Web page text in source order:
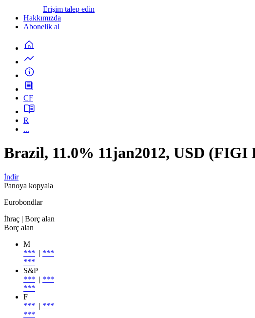
Erişim talep edin
Hakkımızda
Abonelik al
CF
R
...
Brazil, 11.0% 11jan2012, USD (FIGI
İndir
Panoya kopyala
Eurobondlar
İhraç | Borç alan
Borç alan
M
*** | ***
***
S&P
*** | ***
***
F
*** | ***
***